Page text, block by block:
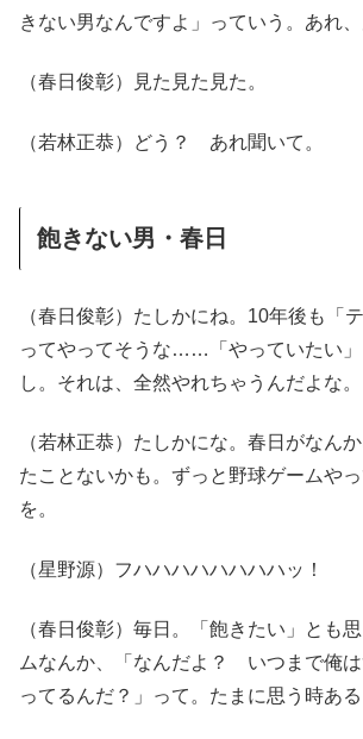
きない男なんですよ」っていう。あれ、
（春日俊彰）見た見た見た。
（若林正恭）どう？ あれ聞いて。
飽きない男・春日
（春日俊彰）たしかにね。10年後も「
ってやってそうな……「やっていたい」
し。それは、全然やれちゃうんだよな。
（若林正恭）たしかにな。春日がなん
たことないかも。ずっと野球ゲームや
を。
（星野源）フハハハハハハハハッ！
（春日俊彰）毎日。「飽きたい」とも
ムなんか、「なんだよ？ いつまで俺
ってるんだ？」って。たまに思う時ある